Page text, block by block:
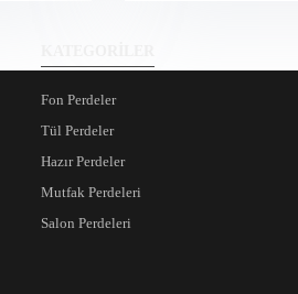
Fon Perdeler
Tül Perdeler
Hazır Perdeler
Mutfak Perdeleri
Salon Perdeleri